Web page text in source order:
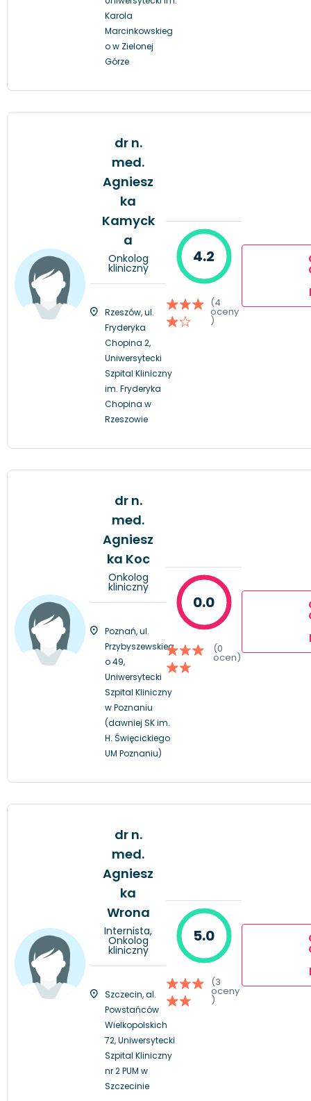
Karola
Marcinkowskieg
o w Zielonej
Górze
dr n.
med.
Agniesz
ka
Kamyck
a
Onkolog
kliniczny
Rzeszów, ul.
Fryderyka
Chopina 2,
Uniwersytecki
Szpital Kliniczny
im. Fryderyka
Chopina w
Rzeszowie
4.2
(4
oceny
)
dr n.
med.
Agniesz
ka Koc
Onkolog
kliniczny
Poznań, ul.
Przybyszewskieg
o 49,
Uniwersytecki
Szpital Kliniczny
w Poznaniu
(dawniej SK im.
H. Święcickiego
UM Poznaniu)
0.0
(0
ocen)
dr n.
med.
Agniesz
ka
Wrona
Internista,
Onkolog
kliniczny
Szczecin, al.
Powstańców
Wielkopolskich
72, Uniwersytecki
Szpital Kliniczny
nr 2 PUM w
Szczecinie
5.0
(3
oceny
)